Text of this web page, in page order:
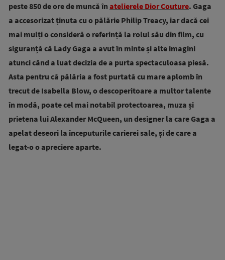
peste 850 de ore de muncă în atelierele Dior Couture. Gaga
a accesorizat ținuta cu o pălărie Philip Treacy, iar dacă cei
mai mulți o consideră o referință la rolul său din film, cu
siguranță că Lady Gaga a avut în minte și alte imagini
atunci când a luat decizia de a purta spectaculoasa piesă.
Asta pentru că pălăria a fost purtată cu mare aplomb în
trecut de Isabella Blow, o descoperitoare a multor talente
în modă, poate cel mai notabil protectoarea, muza și
prietena lui Alexander McQueen, un designer la care Gaga a
apelat deseori la începuturile carierei sale, și de care a
legat-o o apreciere aparte.